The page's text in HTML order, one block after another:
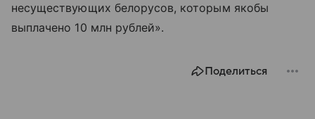
несуществующих белорусов, которым якобы
выплачено 10 млн рублей».
Поделиться